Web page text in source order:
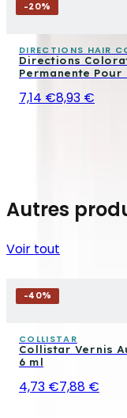
-20%
DIRECTIONS HAIR
Directions
Permanente Pour
7,14 €8,93 €
Autres
Voir tout
-40%
COLLISTAR
Collistar Vernis
6 ml
4,73 €7,88 €